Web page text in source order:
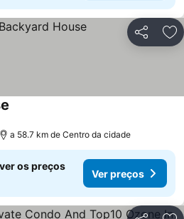
Partilhar
a 58.7 km de Centro da cidade
os preços
Ver preços